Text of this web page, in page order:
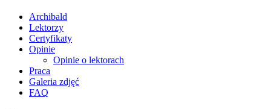
Archibald
Lektorzy
Certyfikaty
Opinie
Opinie o lektorach
Praca
Galeria zdjęć
FAQ